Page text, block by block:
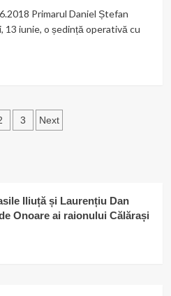
Primarul Daniel Ștefan
13 iunie, o ședință operativă cu
3 Next
Iliuță și Laurențiu Dan
Onoare ai raionului Călărași